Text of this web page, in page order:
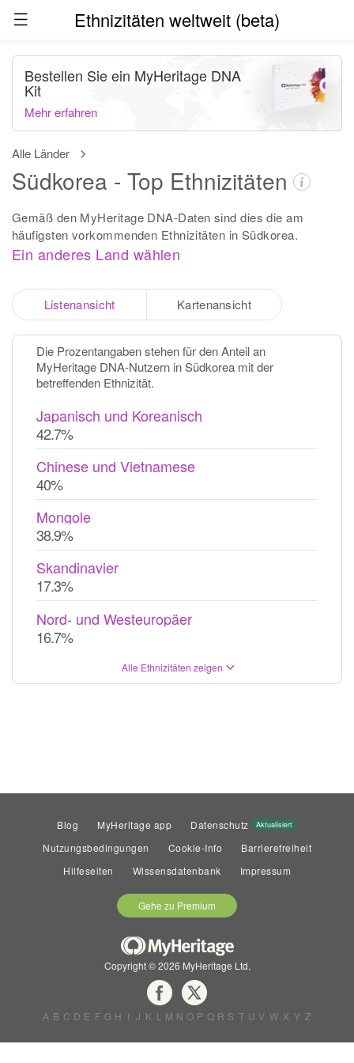
Ethnizitäten weltweit (beta)
Alle Länder
Südkorea - Top Ethnizitäten
Gemäß den MyHeritage DNA-Daten sind dies die am
häufigsten vorkommenden Ethnizitäten in Südkorea.
Ein anderes Land wählen
Bestellen Sie ein MyHeritage DNA
Kit
Mehr erfahren
Listenansicht Kartenansicht
Die Prozentangaben stehen für den Anteil an
MyHeritage DNA-Nutzern in Südkorea mit der
betreffenden Ethnizität.
Japanisch und Koreanisch
42.7%
Chinese und Vietnamese
40%
Mongole
38.9%
Skandinavier
17.3%
Nord- und Westeuropäer
16.7%
Alle Ethnizitäten zeigen
Blog MyHeritage app Datenschutz Aktualisiert
Nutzungsbedingungen Cookie-Info
Barrierefreiheit
Hilfeseiten
Wissensdatenbank Impressum
Gehe zu Premium
Copyright © 2026 MyHeritage Ltd.
A B C D E F G H I J K L M N O P Q R S T U V W X Y Z